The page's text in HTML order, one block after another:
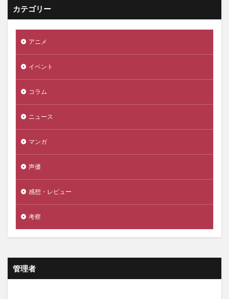
カテゴリー
アニメ
イベント
コラム
ニュース
マンガ
声優
感想・レビュー
考察
管理者